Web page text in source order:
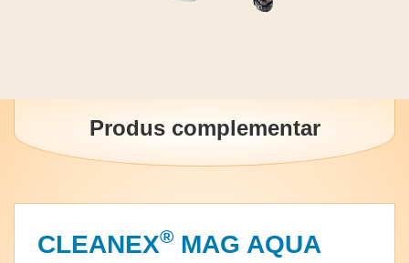
Produs complementar
CLEANEX® MAG AQUA